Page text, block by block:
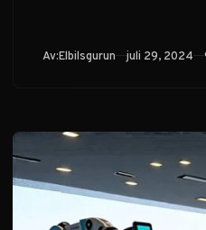
Av:Elbilsgurun Publicerad
juli 29, 2024